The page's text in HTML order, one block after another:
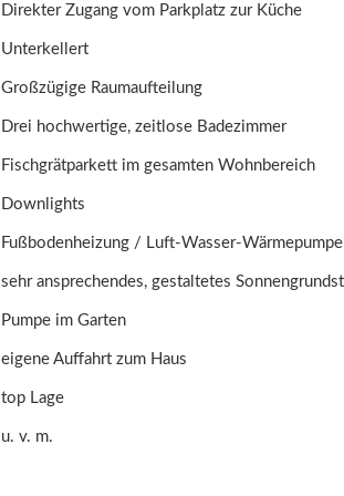
Direkter Zugang vom Parkplatz zur Küche
Unterkellert
Großzügige Raumaufteilung
Drei hochwertige, zeitlose Badezimmer
Fischgrätparkett im gesamten Wohnbereich
Downlights
Fußbodenheizung / Luft-Wasser-Wärmepumpe
sehr ansprechendes, gestaltetes
Pumpe im Garten
eigene Auffahrt zum Haus
top Lage
u. v. m.